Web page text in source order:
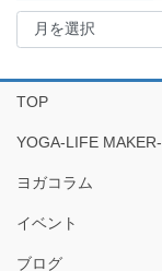
ア
イ
ブ
TOP
YOGA-LIFE MAKER-
ヨガコラム
イベント
ブログ